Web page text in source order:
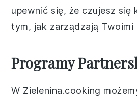
upewnić się, że czujesz
tym, jak zarządzają Twoimi
Programy
W Zielenina.cooking